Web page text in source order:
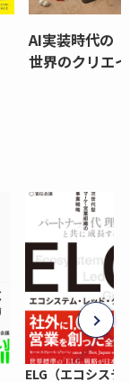
AI実装時代の
世界のクリエ
ELG（エコシステ